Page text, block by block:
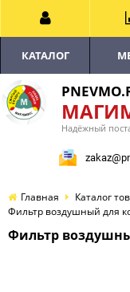
Надёжный
КАТАЛОГ
Главная Каталог
Фильтр воздушный для
Фильтр